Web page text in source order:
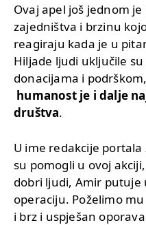
Ovaj apel još jednom
zajedništva i brzinu
reagiraju kada je u
Hiljade ljudi uključile
donacijama i
humanost je i dalje
društva.
U ime redakcije
su pomogli u ovoj
dobri ljudi, Amir putuje
operaciju. Poželimo
i brz i uspješan